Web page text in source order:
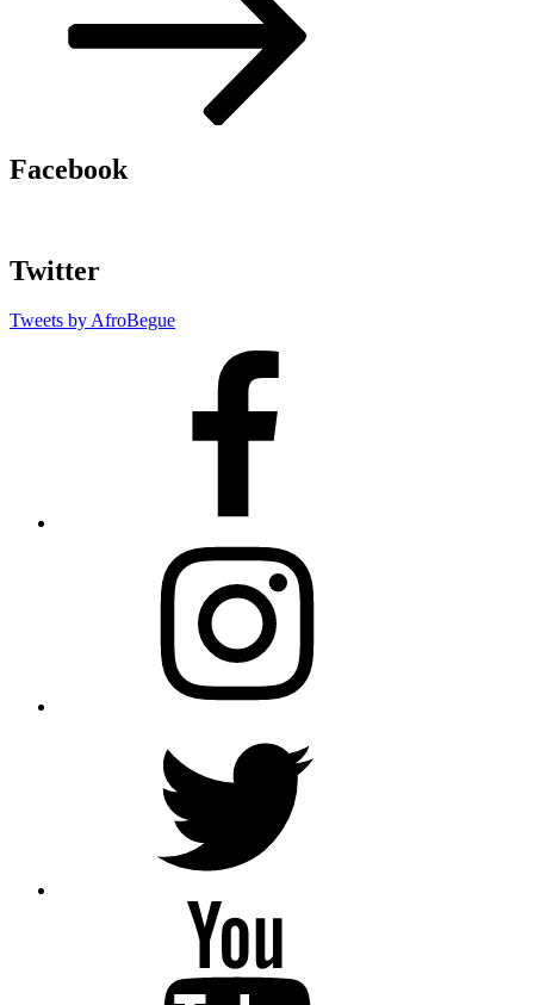
Facebook
Twitter
Tweets by AfroBegue